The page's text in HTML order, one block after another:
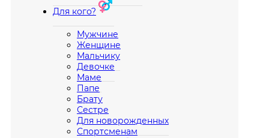
Для кого?
Мужчине
Женщине
Мальчику
Девочке
Маме
Папе
Брату
Сестре
Для новорожденных
Спортсменам